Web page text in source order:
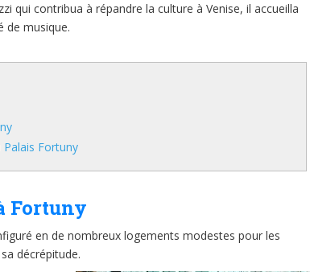
qui contribua à répandre la culture à Venise, il accueilla
de musique.
Fortuny
Fortuny
en de nombreux logements modestes pour les
décrépitude.